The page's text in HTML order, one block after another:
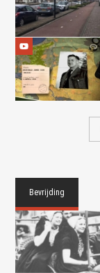
Bevrijding